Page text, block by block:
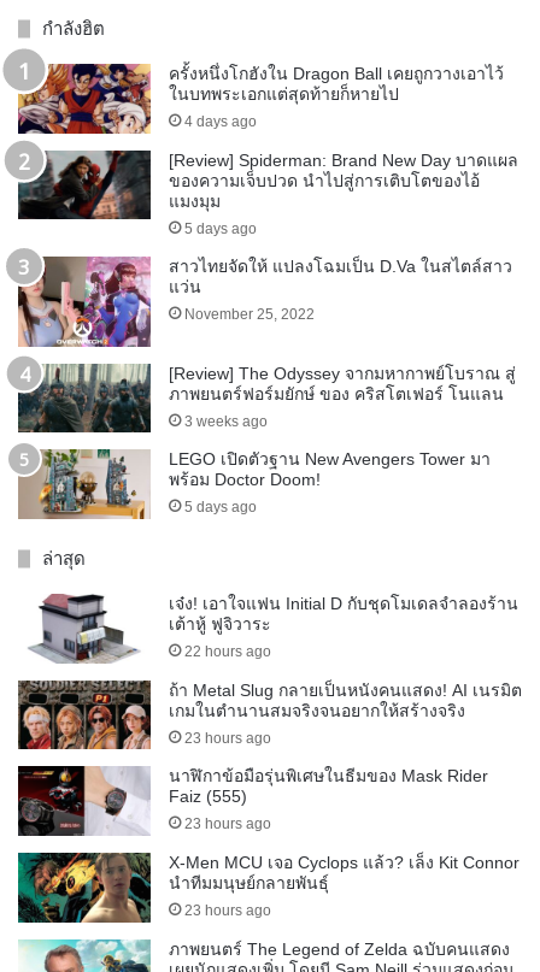
กำลังฮิต
ครั้งหนึ่งโกฮังใน Dragon Ball เคยถูกวางเอาไว้
ในบทพระเอกแต่สุดท้ายก็หายไป
4 days ago
[Review] Spiderman: Brand New Day บาดแผล
ของความเจ็บปวด นำไปสู่การเติบโตของไอ้
แมงมุม
5 days ago
สาวไทยจัดให้ แปลงโฉมเป็น D.Va ในสไตล์สาว
แว่น
November 25, 2022
[Review] The Odyssey จากมหากาพย์โบราณ สู่
ภาพยนตร์ฟอร์มยักษ์ ของ คริสโตเฟอร์ โนแลน
3 weeks ago
LEGO เปิดตัวฐาน New Avengers Tower มา
พร้อม Doctor Doom!
5 days ago
ล่าสุด
เจ๋ง! เอาใจแฟน Initial D กับชุดโมเดลจำลองร้าน
เต้าหู้ ฟูจิวาระ
22 hours ago
ถ้า Metal Slug กลายเป็นหนังคนแสดง! AI เนรมิต
เกมในตำนานสมจริงจนอยากให้สร้างจริง
23 hours ago
นาฬิกาข้อมือรุ่นพิเศษในธีมของ Mask Rider
Faiz (555)
23 hours ago
X-Men MCU เจอ Cyclops แล้ว? เล็ง Kit Connor
นำทีมมนุษย์กลายพันธุ์
23 hours ago
ภาพยนตร์ The Legend of Zelda ฉบับคนแสดง